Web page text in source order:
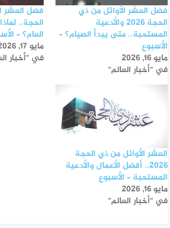
فضل العشر الأوائل من ذي
الحجة 2026 والأدعية
المستحبة.. متى يبدأ الصيام؟ –
الأسبوع
مايو 16, 2026
في "أخبار العالم"
فضل العشر
الحجة..
العام؟ –
مايو 17, 2026
في "أخبار
العشر الأوائل من ذي الحجة
2026.. أفضل الأعمال والأدعية
المستحبة – الأسبوع
مايو 16, 2026
في "أخبار العالم"